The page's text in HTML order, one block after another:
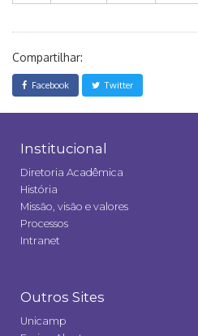
Compartilhar:
Facebook Twitter
Institucional
Diretoria Acadêmica
História
Missão, visão e valores
Processos
Intranet
Outros Sites
Unicamp